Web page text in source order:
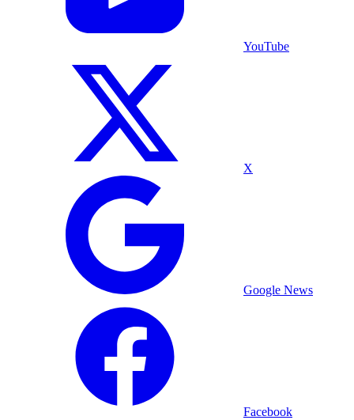
YouTube
X
Google News
Facebook